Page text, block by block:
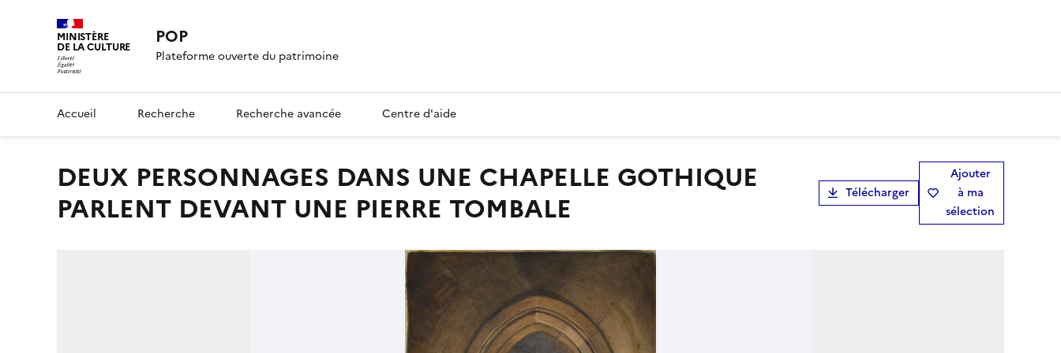
MINISTÈRE
DE LA CULTURE POP
Plateforme ouverte du patrimoine
Accueil Recherche Recherche avancée Centre d'aide
DEUX PERSONNAGES DANS UNE CHAPELLE GOTHIQUE
PARLENT DEVANT UNE PIERRE TOMBALE
Télécharger
Ajouter
à ma
sélection